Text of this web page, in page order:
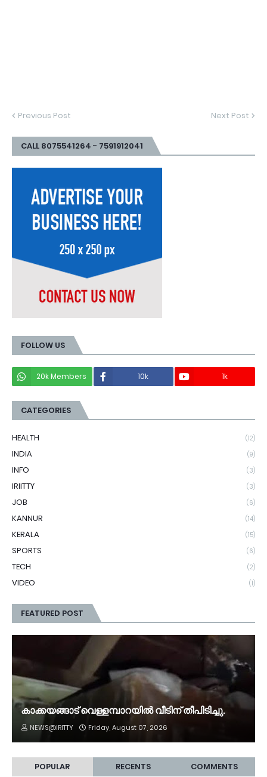
Previous Post Next Post
CALL 8075541264 - 7591912041
FOLLOW US
20k Members 10k 1k
CATEGORIES
HEALTH (12)
INDIA (9)
INFO (3)
IRIITTY (3)
JOB (6)
KANNUR (14)
KERALA (15)
SPORTS (6)
TECH (2)
VIDEO (1)
FEATURED POST
കാക്കയങ്ങാട് വെള്ളമ്പാറയിൽ വീടിന് തീപിടിച്ചു.
NEWS@IRITTY Friday, August 07, 2026
POPULAR RECENTS COMMENTS